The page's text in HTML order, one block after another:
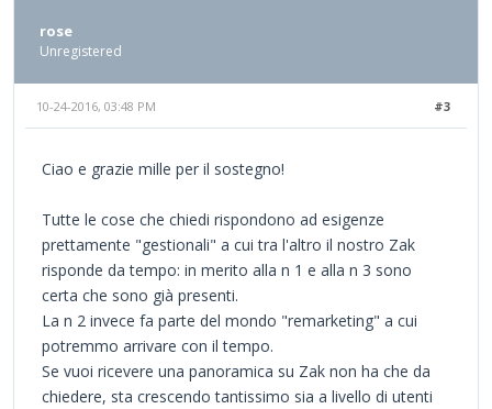
rose
Unregistered
#3
10-24-2016, 03:48 PM
Ciao e grazie mille per il sostegno!
Tutte le cose che chiedi rispondono ad esigenze
prettamente "gestionali" a cui tra l'altro il nostro Zak
risponde da tempo: in merito alla n 1 e alla n 3 sono
certa che sono già presenti.
La n 2 invece fa parte del mondo "remarketing" a cui
potremmo arrivare con il tempo.
Se vuoi ricevere una panoramica su Zak non ha che da
chiedere, sta crescendo tantissimo sia a livello di utenti